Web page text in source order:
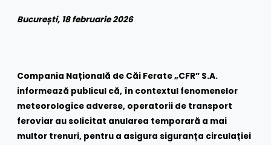
București, 18 februarie 2026
Compania Națională de Căi Ferate „CFR” S.A.
informează publicul că, în contextul fenomenelor
meteorologice adverse, operatorii de transport
feroviar au solicitat anularea temporară a mai
multor trenuri, pentru a asigura siguranța circulației